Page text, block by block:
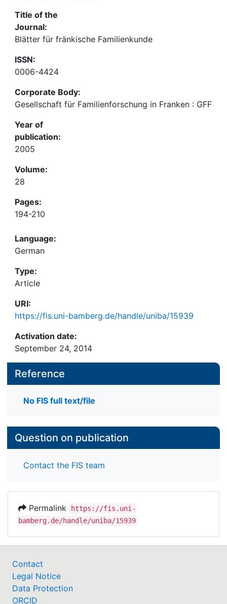
Title of the
Journal:
Blätter für fränkische Familienkunde
ISSN:
0006-4424
Corporate Body:
Gesellschaft für Familienforschung in Franken : GFF
Year of
publication:
2005
Volume:
28
Pages:
194-210
Language:
German
Type:
Article
URI:
https://fis.uni-bamberg.de/handle/uniba/15939
Activation date:
September 24, 2014
Reference
No FIS full text/file
Question on publication
Contact the FIS team
Permalink
https://fis.uni-
bamberg.de/handle/uniba/15939
Contact
Legal Notice
Data Protection
ORCID